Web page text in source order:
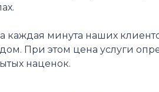
минута наших
При этом цена услуги
наценок.